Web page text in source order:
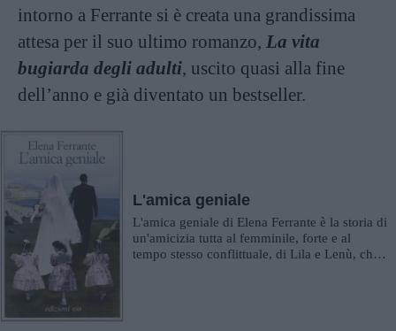
intorno a Ferrante si è creata una grandissima
attesa per il suo ultimo romanzo, La vita
bugiarda degli adulti, uscito quasi alla fine
dell’anno e già diventato un bestseller.
L'amica geniale
L'amica geniale di Elena Ferrante è la storia di
un'amicizia tutta al femminile, forte e al
tempo stesso conflittuale, di Lila e Lenù, che